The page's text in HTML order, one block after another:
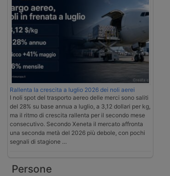
Rallenta la crescita a luglio 2026 dei noli aerei
I noli spot del trasporto aereo delle merci sono saliti
del 28% su base annua a luglio, a 3,12 dollari per kg,
ma il ritmo di crescita rallenta per il secondo mese
consecutivo. Secondo Xeneta il mercato affronta
una seconda metà del 2026 più debole, con pochi
segnali di stagione …
Persone